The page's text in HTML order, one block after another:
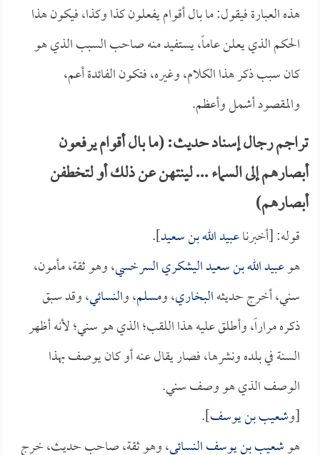
هذه العبارة فيقول: ما بال أقوام يفعلون كذا وكذا، فيكون هذا
الحكم الذي يعلن عاماً، يستفيد منه صاحب السبب الذي هو
كان سبب ذكر هذا الكلام، وغيره، فتكون الفائدة أعم،
والمقصود أشمل وأعظم.
تراجم رجال إسناد حديث: (ما بال أقوام يرفعون
أبصارهم إلى السماء ... لينتهن عن ذلك أو لتخطفن
أبصارهم)
قوله: [أخبرناعبيد الله بن سعيد].
هوعبيد الله بن سعيد اليشكري السرخسي، وهو ثقة، مأمون،
سني، أخرج حديثهالبخاري، ومسلم، والنسائي، وقد سبق
ذكره مراراً، وأطلق عليه هذا اللقب؛ الذي هو سني؛ لأنه أظهر
السنة في بلده ونشرها، فصار يقال عنه أو كان يوصف بهذا
الوصف الذي هو وصف سني.
[وشعيب بن يوسف].
هوشعيب بن يوسف النسائي، وهو ثقة، صاحب حديث، خرج